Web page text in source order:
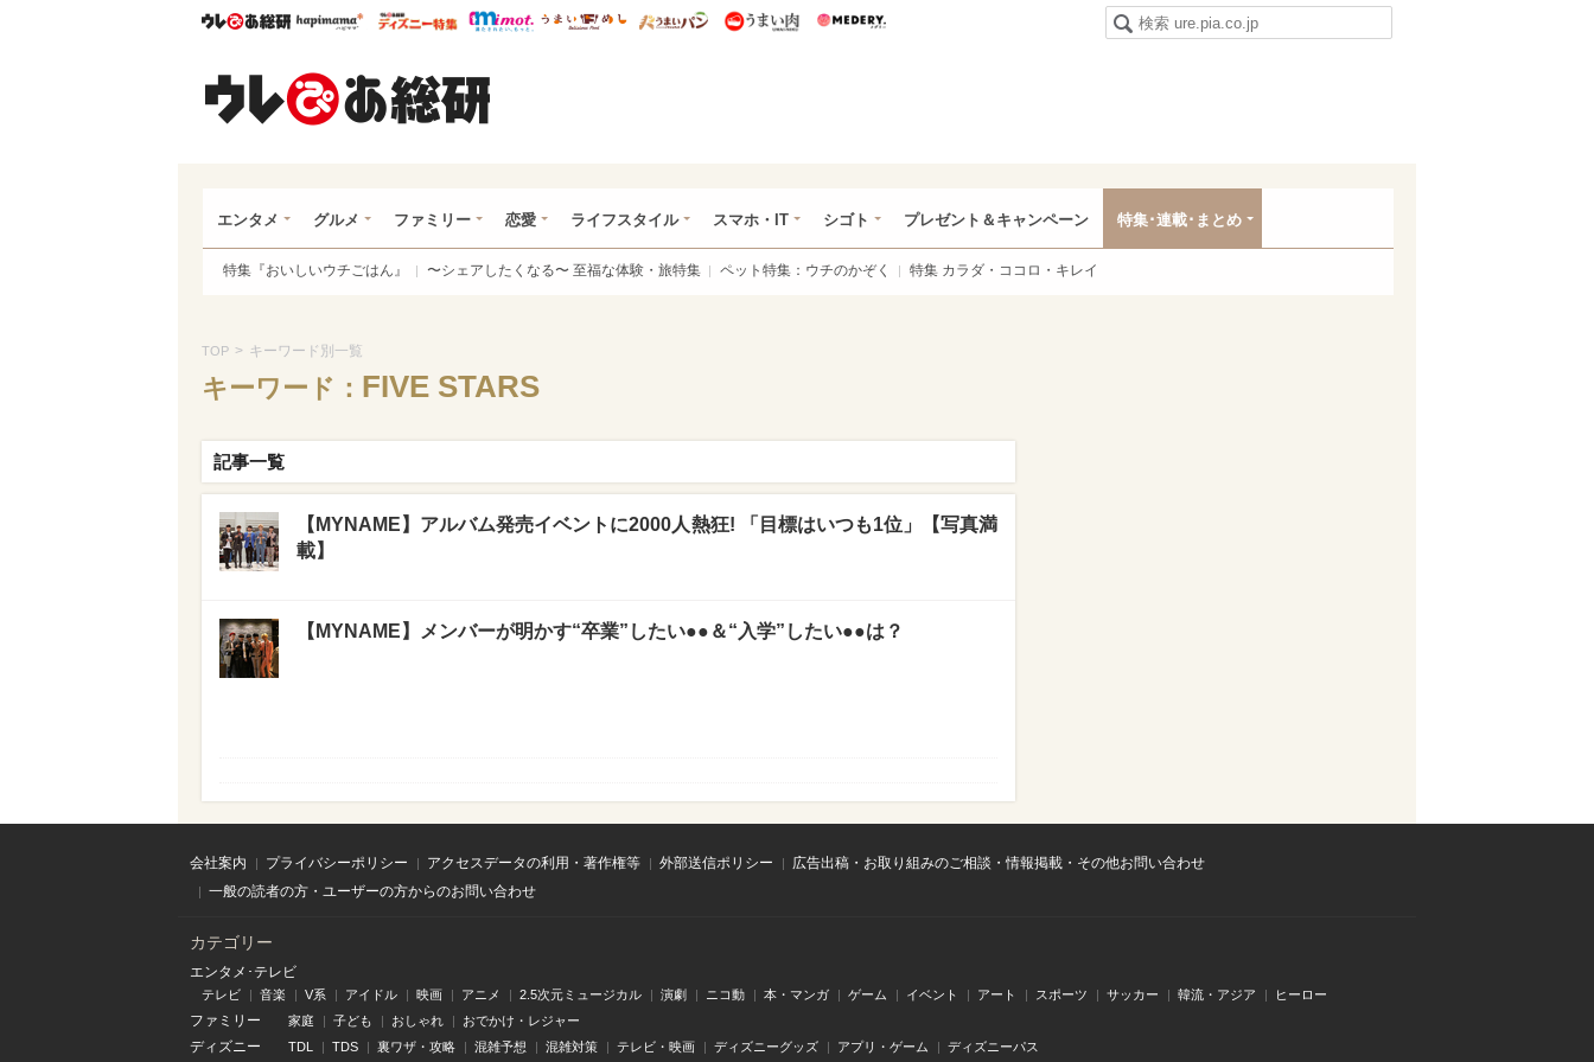
ウレぴあ総研ハピママ* ウレぴあ総研 ディズニー特集
mimot. うまいめし うまいパン うまい肉
エンタメ グルメ ファミリー 恋愛 ライフスタイル スマホ・IT シゴト プレゼント＆キャンペーン 特集･連載･まとめ
特集『おいしいウチごはん』 〜シェアしたくなる〜 至福な体験・旅特集 ペット特集：ウチのかぞく 特集 カラダ・ココロ・キレイ
TOP > キーワード別一覧
キーワード： FIVE STARS
記事一覧
【MYNAME】アルバム発売イベントに2000人熱狂! 「目標はいつも1位」【写真満
載】
【MYNAME】メンバーが明かす“卒業”したい●●＆“入学”したい●●は？
会社案内 プライバシーポリシー アクセスデータの利用・著作権等 外部送信ポリシー
広告出稿・お取り組みのご相談・情報掲載・その他お問い合わせ
一般の読者の方・ユーザーの方からのお問い合わせ
カテゴリー
エンタメ･テレビ
テレビ 音楽 V系 アイドル 映画 アニメ 2.5次元ミュージカル 演劇 ニコ動 本・マンガ ゲーム イベント アート スポーツ サッカー 韓流・アジア ヒーロー
ファミリー 家庭 子ども おしゃれ おでかけ・レジャー
ディズニー TDL TDS 裏ワザ・攻略 混雑予想 混雑対策 テレビ・映画 ディズニーグッズ アプリ・ゲーム ディズニーパス